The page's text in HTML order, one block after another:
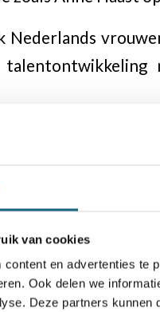
van cookies
en advertenties te
Ook delen we
Deze partners
Nederlands
krijgen
niet